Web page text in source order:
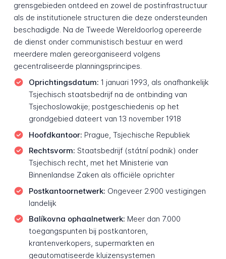
grensgebieden ontdeed en zowel de postinfrastructuur
als de institutionele structuren die deze ondersteunden
beschadigde. Na de Tweede Wereldoorlog opereerde
de dienst onder communistisch bestuur en werd
meerdere malen gereorganiseerd volgens
gecentraliseerde planningsprincipes.
Oprichtingsdatum: 1 januari 1993, als onafhankelijk
Tsjechisch staatsbedrijf na de ontbinding van
Tsjechoslowakije; postgeschiedenis op het
grondgebied dateert van 13 november 1918
Hoofdkantoor: Prague, Tsjechische Republiek
Rechtsvorm: Staatsbedrijf (státní podnik) onder
Tsjechisch recht, met het Ministerie van
Binnenlandse Zaken als officiële oprichter
Postkantoornetwerk: Ongeveer 2.900 vestigingen
landelijk
Balíkovna ophaalnetwerk: Meer dan 7.000
toegangspunten bij postkantoren,
krantenverkopers, supermarkten en
geautomatiseerde kluizensystemen